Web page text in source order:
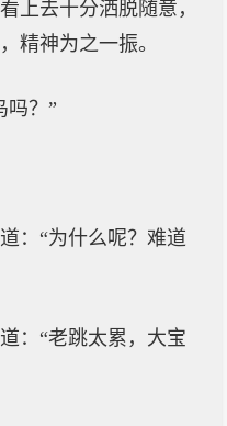
上去十分洒脱随意，
精神为之一振。
吗？”
：“为什么呢？难道
：“老跳太累，大宝